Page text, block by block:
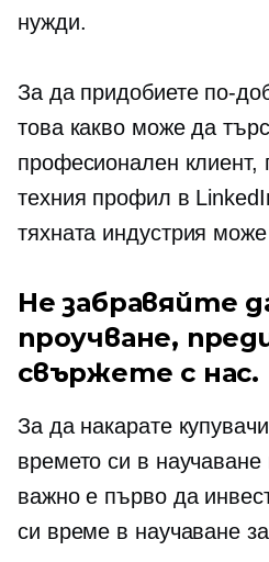
нужди.
За да придобиете по-
това какво може да
професионален клиент,
техния профил в
тяхната индустрия
Не забравяйте
проучване,
свържете с нас.
За да накарате
времето си в
важно е първо да
си време в научаване